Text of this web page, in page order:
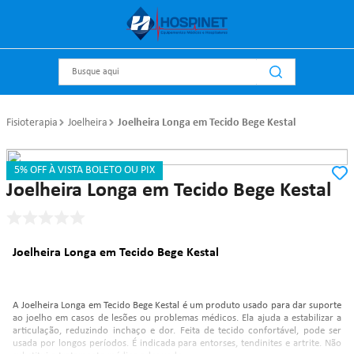
Fisioterapia Joelheira Joelheira Longa em Tecido Bege Kestal
5% OFF À VISTA BOLETO OU PIX
Referência :P2028 Kestal
Joelheira Longa em Tecido Bege Kestal
Joelheira Longa em Tecido Bege Kestal
A Joelheira Longa em Tecido Bege Kestal é um produto usado para dar suporte
ao joelho em casos de lesões ou problemas médicos. Ela ajuda a estabilizar a
articulação, reduzindo inchaço e dor. Feita de tecido confortável, pode ser
usada por longos períodos. É indicada para entorses, tendinites e artrite. Não